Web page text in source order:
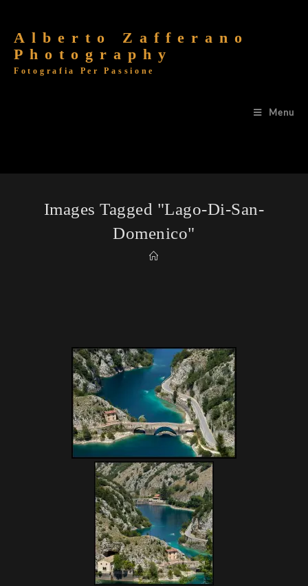
Alberto Zafferano
Photography
Fotografia Per Passione
Menu
Images Tagged "lago-Di-San-
Domenico"